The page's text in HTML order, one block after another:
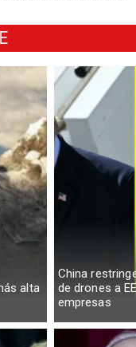
alta
China
de drones a
empresas